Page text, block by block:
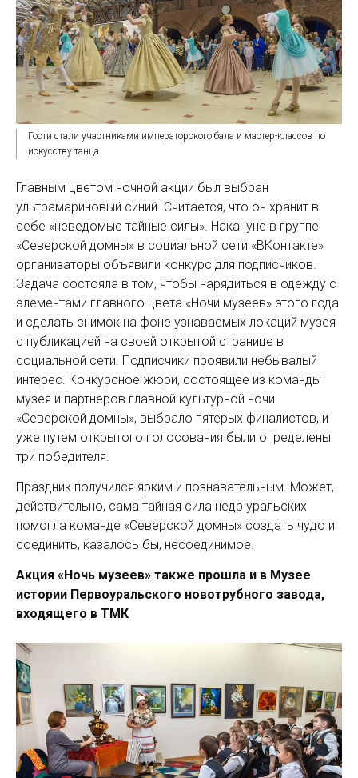
Гости стали участниками императорского бала и мастер-классов по
искусству танца
Главным цветом ночной акции был выбран
ультрамариновый синий. Считается, что он хранит в
себе «неведомые тайные силы». Накануне в группе
«Северской домны» в социальной сети «ВКонтакте»
организаторы объявили конкурс для подписчиков.
Задача состояла в том, чтобы нарядиться в одежду с
элементами главного цвета «Ночи музеев» этого года
и сделать снимок на фоне узнаваемых локаций музея
с публикацией на своей открытой странице в
социальной сети. Подписчики проявили небывалый
интерес. Конкурсное жюри, состоящее из команды
музея и партнеров главной культурной ночи
«Северской домны», выбрало пятерых финалистов, и
уже путем открытого голосования были определены
три победителя.
Праздник получился ярким и познавательным. Может,
действительно, сама тайная сила недр уральских
помогла команде «Северской домны» создать чудо и
соединить, казалось бы, несоединимое.
Акция «Ночь музеев» также прошла и в Музее
истории Первоуральского новотрубного завода,
входящего в ТМК